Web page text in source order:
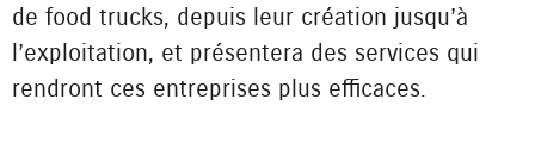
de food trucks, depuis leur création jusqu’à
l’exploitation, et présentera des services qui
rendront ces entreprises plus efficaces.